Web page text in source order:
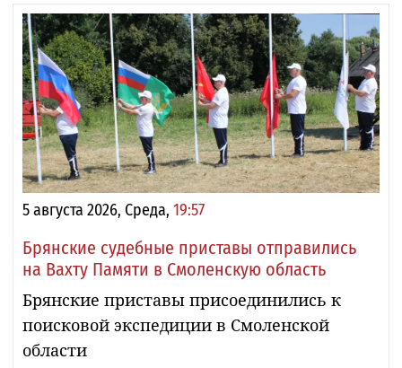
5 августа 2026, Среда, 19:57
Брянские судебные приставы отправились
на Вахту Памяти в Смоленскую область
Брянские приставы присоединились к
поисковой экспедиции в Смоленской
области